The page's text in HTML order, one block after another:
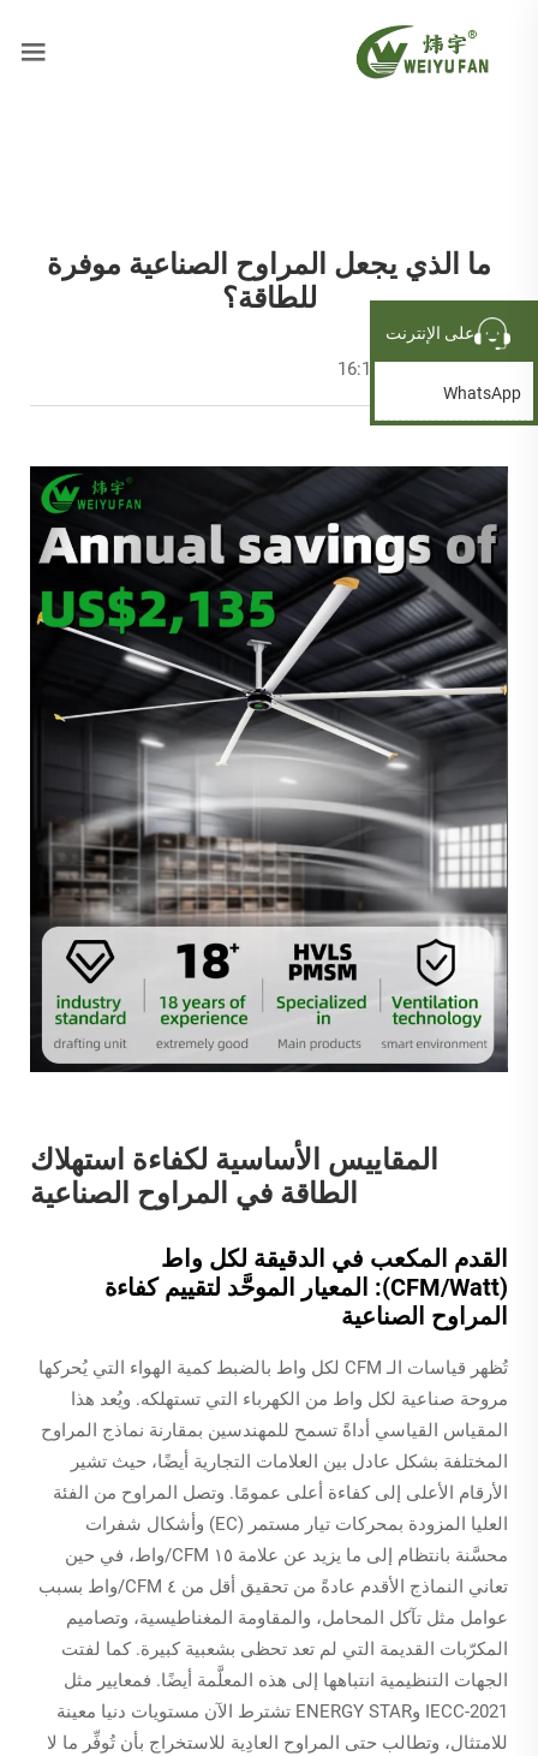
ما الذي يجعل المراوح الصناعية موفرة
للطاقة؟
2026-03-24 16:10:37
المقاييس الأساسية لكفاءة استهلاك
الطاقة في المراوح الصناعية
القدم المكعب في الدقيقة لكل واط
(CFM/Watt): المعيار الموحَّد لتقييم كفاءة
المراوح الصناعية
تُظهر قياسات الـ CFM لكل واط بالضبط كمية الهواء التي يُحركها
مروحة صناعية لكل واط من الكهرباء التي تستهلكه. ويُعد هذا
المقياس القياسي أداةً تسمح للمهندسين بمقارنة نماذج المراوح
المختلفة بشكل عادل بين العلامات التجارية أيضًا، حيث تشير
الأرقام الأعلى إلى كفاءة أعلى عمومًا. وتصل المراوح من الفئة
العليا المزودة بمحركات تيار مستمر (EC) وأشكال شفرات
محسَّنة بانتظام إلى ما يزيد عن علامة ١٥ CFM/واط، في حين
تعاني النماذج الأقدم عادةً من تحقيق أقل من ٤ CFM/واط بسبب
عوامل مثل تآكل المحامل، والمقاومة المغناطيسية، وتصاميم
المكرّبات القديمة التي لم تعد تحظى بشعبية كبيرة. كما لفتت
الجهات التنظيمية انتباهها إلى هذه المعلَّمة أيضًا. فمعايير مثل
IECC-2021 وENERGY STAR تشترط الآن مستويات دنيا معينة
للامتثال، وتطالب حتى المراوح العادِية للاستخراج بأن تُوفِّر ما لا
على الإنترنت
WhatsApp